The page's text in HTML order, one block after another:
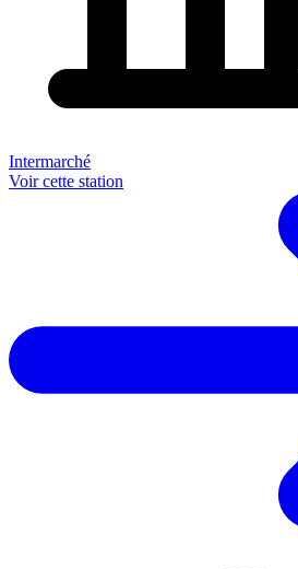
Intermarché
Voir cette station